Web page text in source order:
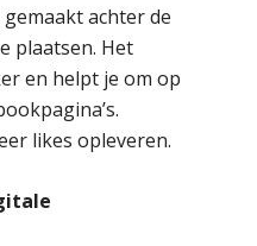
achter de
plaatsen. Het
en helpt je om op
likes opleveren.